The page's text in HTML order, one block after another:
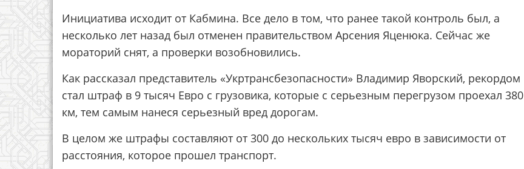
Инициатива исходит от Кабмина. Все дело в том, что ранее такой контроль был, а
несколько лет назад был отменен правительством Арсения Яценюка. Сейчас же
мораторий снят, а проверки возобновились.
Как рассказал представитель «Укртрансбезопасности» Владимир Яворский, рекордом
стал штраф в 9 тысяч Евро с грузовика, которые с серьезным перегрузом проехал 380
км, тем самым нанеся серьезный вред дорогам.
В целом же штрафы составляют от 300 до нескольких тысяч евро в зависимости от
расстояния, которое прошел транспорт.